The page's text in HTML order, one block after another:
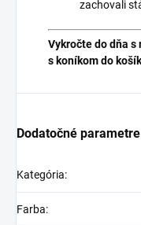
zachovali
Vykročte do dňa
s koníkom do
Dodatočné parametre
Kategória:
Farba: